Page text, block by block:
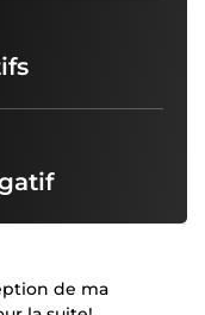
de ma